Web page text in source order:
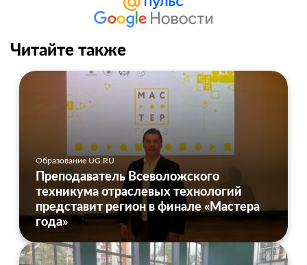
Читайте также
Образование UG.RU
Преподаватель Всеволожского
техникума отраслевых технологий
представит регион в финале «Мастера
года»